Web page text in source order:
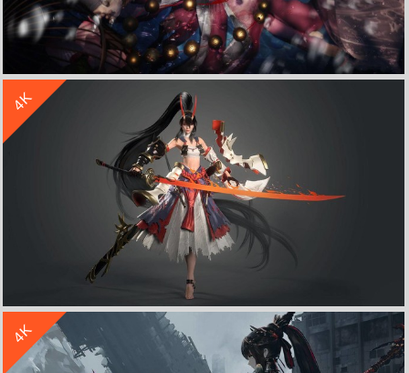
剑网3 女孩 水底 荷花 笼子 3D 4K高清游戏壁纸
4K
阴阳师 3D同人 长刀 帅气女孩 4K高清游戏壁纸
立 即 下 载
收 藏
4K